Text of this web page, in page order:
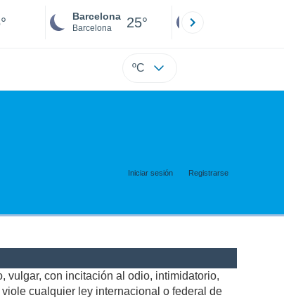
Barcelona
Barcelona 25°
ºC
Iniciar sesión Registrarse
vulgar, con incitación al odio, intimidatorio,
cualquier ley internacional o federal de